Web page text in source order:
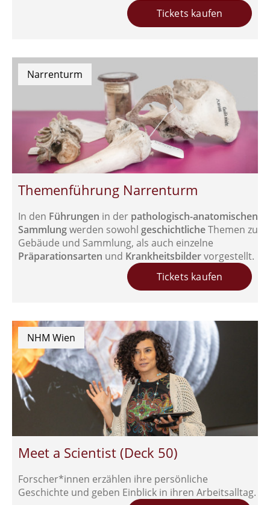
Tickets kaufen
Narrenturm
Themenführung Narrenturm
In den Führungen in der pathologisch-anatomischen
Sammlungwerden sowohl geschichtlicheThemen zu
Gebäude und Sammlung, als auch einzelne
Präparationsarten und Krankheitsbildervorgestellt.
Tickets kaufen
NHM Wien
Meet a Scientist (Deck 50)
Forscher*innen erzählen ihre persönliche
Geschichte und geben Einblick in ihren Arbeitsalltag.